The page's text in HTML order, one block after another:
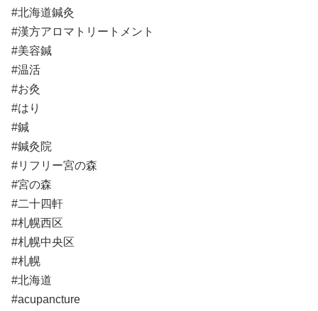
#北海道鍼灸
#漢方アロマトリートメント
#美容鍼
#温活
#お灸
#はり
#鍼
#鍼灸院
#リフリー宮の森
#宮の森
#二十四軒
#札幌西区
#札幌中央区
#札幌
#北海道
#acupancture